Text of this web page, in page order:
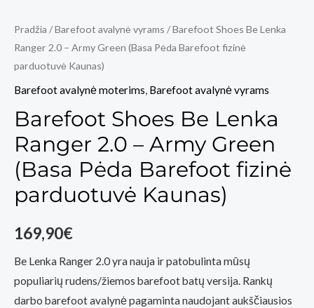
Pradžia /Barefoot avalynė vyrams / Barefoot Shoes Be Lenka
Ranger 2.0 – Army Green (Basa Pėda Barefoot fizinė
parduotuvė Kaunas)
Barefoot avalynė moterims, Barefoot avalynė vyrams
Barefoot Shoes Be Lenka
Ranger 2.0 – Army Green
(Basa Pėda Barefoot fizinė
parduotuvė Kaunas)
169,90€
Be Lenka Ranger 2.0 yra nauja ir patobulinta mūsų
populiarių rudens/žiemos barefoot batų versija. Rankų
darbo barefoot avalynė pagaminta naudojant aukščiausios